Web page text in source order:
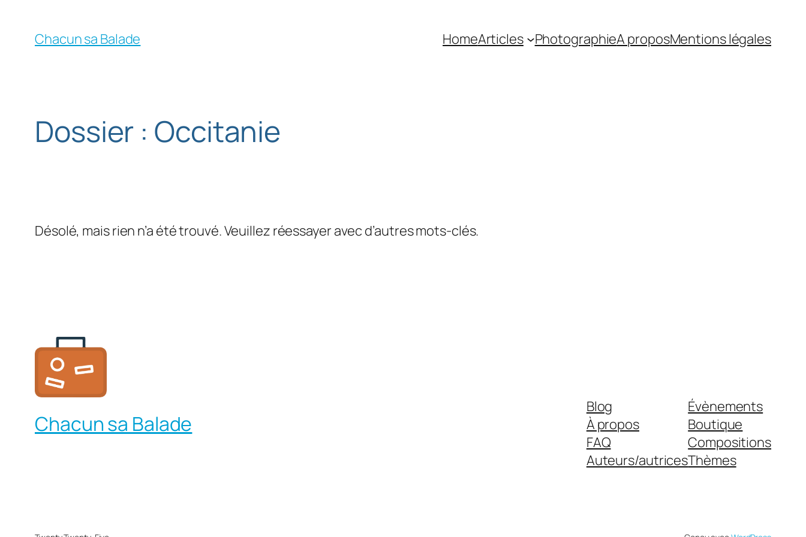
Chacun sa Balade HomeArticles PhotographieA proposMentions légales
Dossier : Occitanie
Désolé, mais rien n’a été trouvé. Veuillez réessayer avec d’autres mots-clés.
Chacun sa Balade
Blog
À propos
FAQ
Auteurs/autrices
Évènements
Boutique
Compositions
Thèmes